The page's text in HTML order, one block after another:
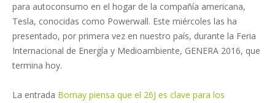
para autoconsumo en el hogar de la compañía americana,
Tesla, conocidas como Powerwall. Este miércoles las ha
presentado, por primera vez en nuestro país, durante la Feria
Internacional de Energía y Medioambiente, GENERA 2016, que
termina hoy.
La entrada Bornay piensa que el 26J es clave para los